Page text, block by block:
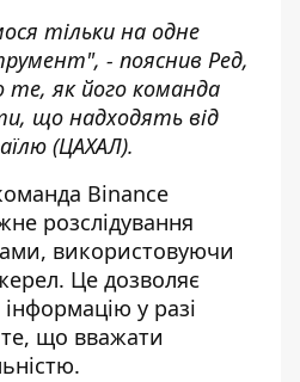
тільки на одне
- пояснив Ред,
те, як його команда
що надходять від
(ЦАХАЛ).
Binance
розслідування
використовуючи
Це дозволяє
у разі
що вважати